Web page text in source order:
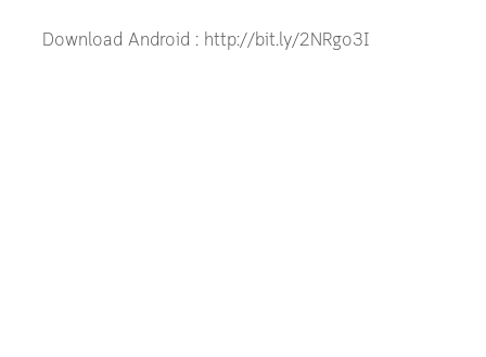
Download Android : http://bit.ly/2NRgo3I